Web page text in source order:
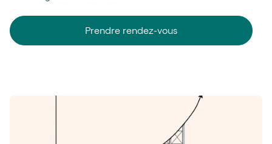
Prendre rendez-vous